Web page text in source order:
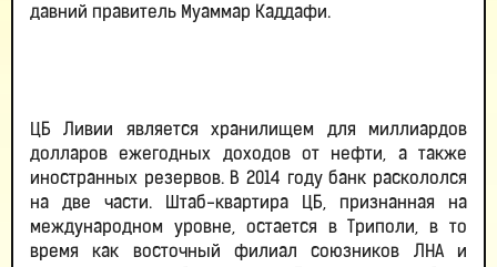
давний правитель Муаммар Каддафи.
ЦБ Ливии является хранилищем для миллиардов
долларов ежегодных доходов от нефти, а также
иностранных резервов. В 2014 году банк раскололся
на две части. Штаб-квартира ЦБ, признанная на
международном уровне, остается в Триполи, в то
время как восточный филиал союзников ЛНА и